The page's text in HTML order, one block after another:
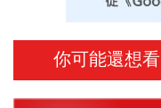
你可能還想看